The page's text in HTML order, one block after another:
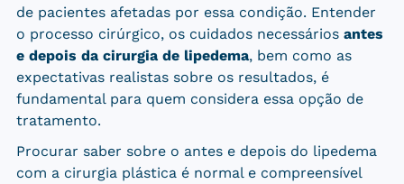
de pacientes afetadas por essa condição. Entender
o processo cirúrgico, os cuidados necessários antes
e depois da cirurgia de lipedema, bem como as
expectativas realistas sobre os resultados, é
fundamental para quem considera essa opção de
tratamento.
Procurar saber sobre o antes e depois do lipedema
com a cirurgia plástica é normal e compreensível